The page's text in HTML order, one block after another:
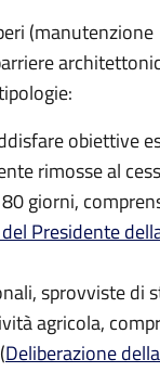
(manutenzione
obiettive
rimosse al
giorni,
Presidente
sprovviste
agricola,
Deliberazione